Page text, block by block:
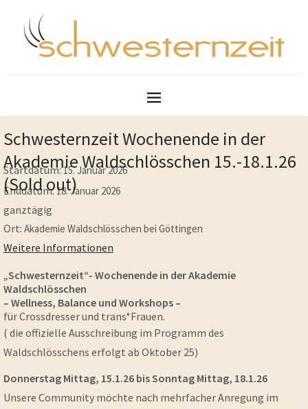
Schwesternzeit Wochenende in der
Akademie Waldschlösschen 15.-18.1.26
(Sold out)
Startdatum:15. Januar 2026
Enddatum:18. Januar 2026
ganztägig
Ort: Akademie Waldschlösschen bei Göttingen
Weitere Informationen
„Schwesternzeit“- Wochenende in der Akademie
Waldschlösschen
– Wellness, Balance und Workshops –
für Crossdresser und trans*Frauen.
( die offizielle Ausschreibung im Programm des
Waldschlösschens erfolgt ab Oktober 25)
Donnerstag Mittag, 15.1.26 bis Sonntag Mittag, 18.1.26
Unsere Community möchte nach mehrfacher Anregung im